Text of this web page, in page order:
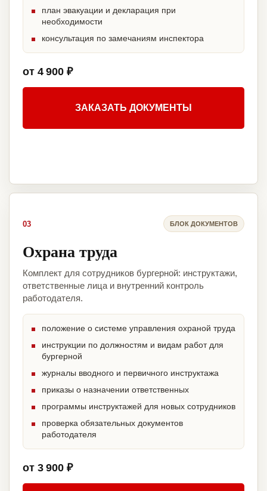
план эвакуации и декларация при
необходимости
консультация по замечаниям инспектора
от 4 900 ₽
ЗАКАЗАТЬ ДОКУМЕНТЫ
03 БЛОК ДОКУМЕНТОВ
Охрана труда
Комплект для сотрудников бургерной: инструктажи,
ответственные лица и внутренний контроль
работодателя.
положение о системе управления охраной труда
инструкции по должностям и видам работ для
бургерной
журналы вводного и первичного инструктажа
приказы о назначении ответственных
программы инструктажей для новых сотрудников
проверка обязательных документов
работодателя
от 3 900 ₽